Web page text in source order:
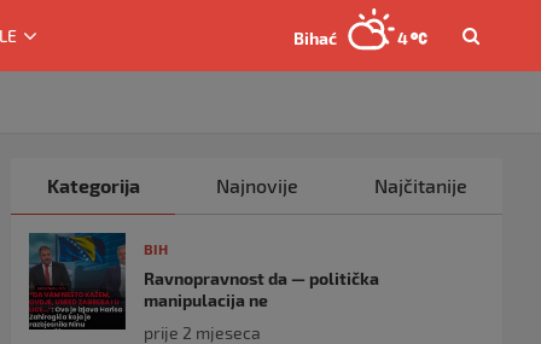
Bihać 4
Kategorija Najnovije Najčitanije
BIH
Ravnopravnost da — politička
manipulacija ne
prije 2 mjeseca